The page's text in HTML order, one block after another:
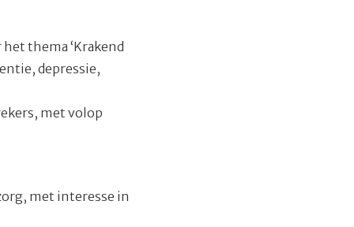
thema ‘Krakend
depressie,
met volop
met interesse in